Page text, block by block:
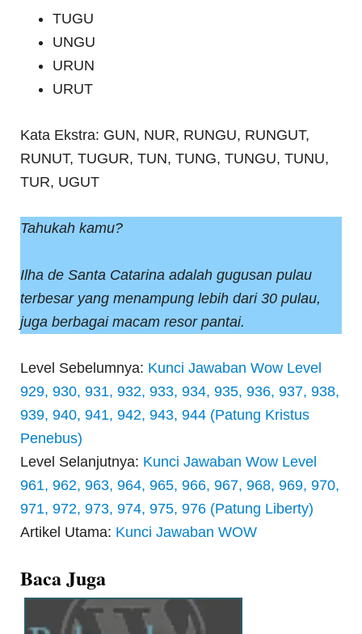
TUGU
UNGU
URUN
URUT
Kata Ekstra: GUN, NUR, RUNGU, RUNGUT,
RUNUT, TUGUR, TUN, TUNG, TUNGU, TUNU,
TUR, UGUT
Tahukah kamu?
Ilha de Santa Catarina adalah gugusan pulau
terbesar yang menampung lebih dari 30 pulau,
juga berbagai macam resor pantai.
Level Sebelumnya: Kunci Jawaban Wow Level
929, 930, 931, 932, 933, 934, 935, 936, 937, 938,
939, 940, 941, 942, 943, 944 (Patung Kristus
Penebus)
Level Selanjutnya: Kunci Jawaban Wow Level
961, 962, 963, 964, 965, 966, 967, 968, 969, 970,
971, 972, 973, 974, 975, 976 (Patung Liberty)
Artikel Utama: Kunci Jawaban WOW
Baca Juga